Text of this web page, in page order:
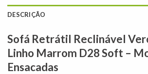
DESCRIÇÃO
Sofá Retrátil Reclinável
Linho Marrom D28 Soft –
Ensacadas